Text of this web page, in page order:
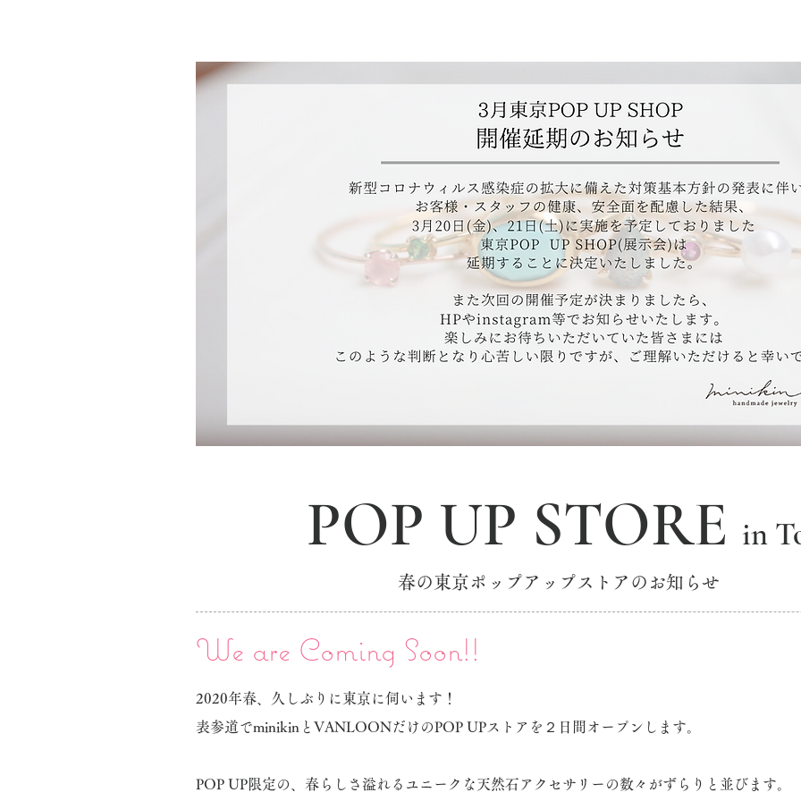
POP UP STORE in
春の東京ポップアップストアのお知らせ
We are Coming Soon!!
​2020年春、久しぶりに東京に伺います！
表参道でminikinとVANLOONだけのPOP UPストアを２日間オープンします。
POP UP限定の、春らしさ溢れるユニークな天然石アクセサリーの数々がずらりと並びます。